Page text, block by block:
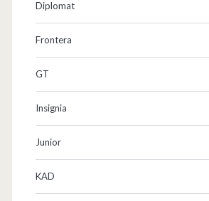
Diplomat
Frontera
GT
Insignia
Junior
KAD